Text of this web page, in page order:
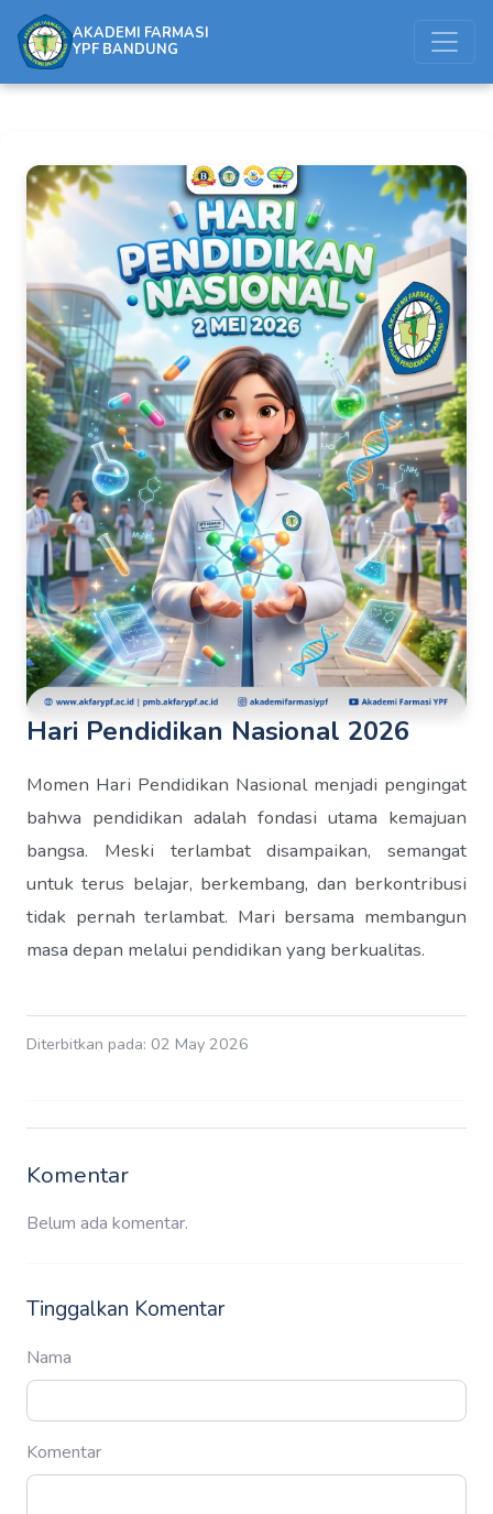
AKADEMI FARMASI
YPF BANDUNG
Hari Pendidikan Nasional 2026
Momen Hari Pendidikan Nasional menjadi pengingat
bahwa pendidikan adalah fondasi utama kemajuan
bangsa. Meski terlambat disampaikan, semangat
untuk terus belajar, berkembang, dan berkontribusi
tidak pernah terlambat. Mari bersama membangun
masa depan melalui pendidikan yang berkualitas.
Diterbitkan pada: 02 May 2026
Komentar
Belum ada komentar.
Tinggalkan Komentar
Nama
Komentar